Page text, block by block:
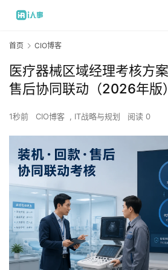
首页 CIO博客
医疗器械区域经理考核方
售后协同联动（2026年版）
1秒前 CIO博客 , IT战略与规划 阅读 0